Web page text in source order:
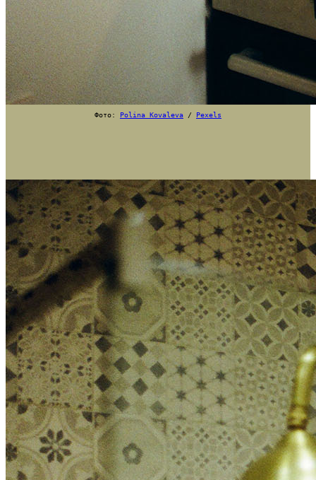
Фото: Polina Kovaleva / Pexels